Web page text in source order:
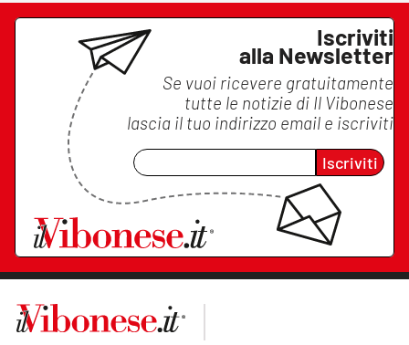
Iscriviti
alla Newsletter
Se vuoi ricevere gratuitamente
tutte le notizie di Il Vibonese
lascia il tuo indirizzo email e iscriviti
Iscriviti